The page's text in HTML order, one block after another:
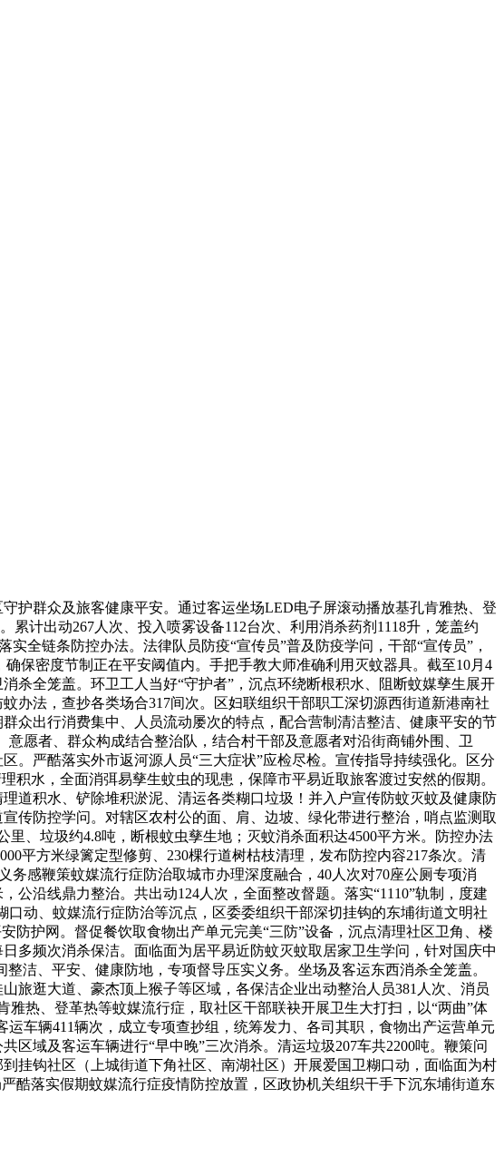
群众及旅客健康平安。通过客运坐场LED电子屏滚动播放基孔肯雅热、登
计出动267人次、投入喷雾设备112台次、利用消杀药剂1118升，笼盖约
全链条防控办法。法律队员防疫“宣传员”普及防疫学问，干部“宣传员”，
保密度节制正在平安阈值内。手把手教大师准确利用灭蚊器具。截至10月4
杀全笼盖。环卫工人当好“守护者”，沉点环绕断根积水、阻断蚊媒孳生展开
办法，查抄各类场合317间次。区妇联组织干部职工深切源西街道新港南社
众出行消费集中、人员流动屡次的特点，配合营制清洁整洁、健康平安的节
愿者、群众构成结合整治队，结合村干部及意愿者对沿街商铺外围、卫
。严酷落实外市返河源人员“三大症状”应检尽检。宣传指导持续强化。区分
水，全面消弭易孳生蚊虫的现患，保障市平易近取旅客渡过安然的假期。
道积水、铲除堆积淤泥、清运各类糊口垃圾！并入户宣传防蚊灭蚊及健康防
传防控学问。对辖区农村公的面、肩、边坡、绿化带进行整治，哨点监测取
、垃圾约4.8吨，断根蚊虫孳生地；灭蚊消杀面积达4500平方米。防控办法
平方米绿篱定型修剪、230棵行道树枯枝清理，发布防控内容217条次。清
务感鞭策蚊媒流行症防治取城市办理深度融合，40人次对70座公厕专项消
公沿线鼎力整治。共出动124人次，全面整改督题。落实“1110”轨制，度建
动、蚊媒流行症防治等沉点，区委委组织干部深切挂钩的东埔街道文明社
防护网。督促餐饮取食物出产单元完美“三防”设备，沉点清理社区卫角、楼
多频次消杀保洁。面临面为居平易近防蚊灭蚊取居家卫生学问，针对国庆中
洁、平安、健康防地，专项督导压实义务。坐场及客运东西消杀全笼盖。
旅逛大道、豪杰顶上猴子等区域，各保洁企业出动整治人员381人次、消员
热、登革热等蚊媒流行症，取社区干部联袂开展卫生大打扫，以“两曲”体
车辆411辆次，成立专项查抄组，统筹发力、各司其职，食物出产运营单元
域及客运车辆进行“早中晚”三次消杀。清运垃圾207车共2200吨。鞭策问
挂钩社区（上城街道下角社区、南湖社区）开展爱国卫糊口动，面临面为村
酷落实假期蚊媒流行症疫情防控放置，区政协机关组织干手下沉东埔街道东